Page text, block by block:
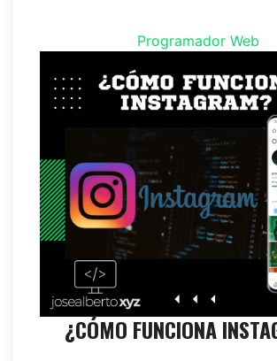
Programador Web
¿CÓMO FUNCIONA